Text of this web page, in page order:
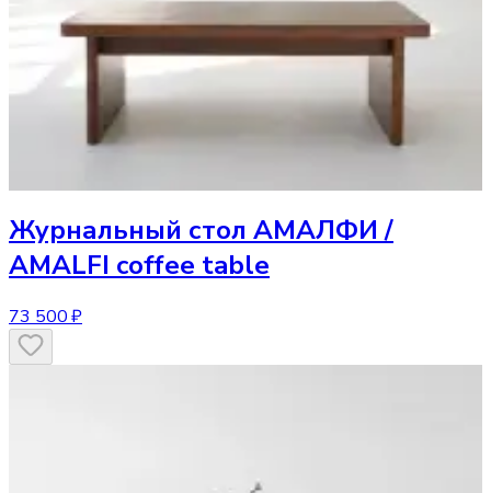
Журнальный стол АМАЛФИ /
AMALFI coffee table
73 500 ₽